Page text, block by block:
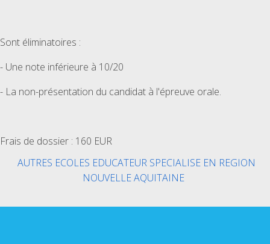
Sont éliminatoires :
- Une note inférieure à 10/20
- La non-présentation du candidat à l'épreuve orale.
Frais de dossier : 160 EUR
AUTRES ECOLES EDUCATEUR SPECIALISE EN REGION
NOUVELLE AQUITAINE